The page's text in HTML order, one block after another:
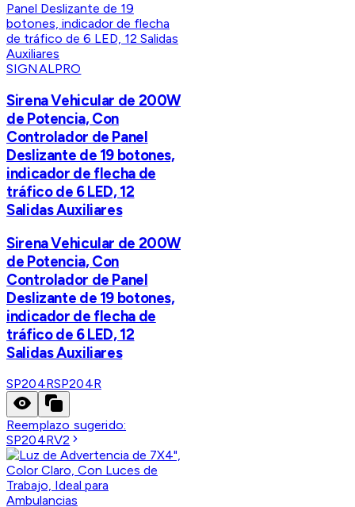
SIGNALPRO
Sirena Vehicular de 200W
de Potencia, Con
Controlador de Panel
Deslizante de 19 botones,
indicador de flecha de
tráfico de 6 LED, 12
Salidas Auxiliares
Sirena Vehicular de 200W
de Potencia, Con
Controlador de Panel
Deslizante de 19 botones,
indicador de flecha de
tráfico de 6 LED, 12
Salidas Auxiliares
SP204RSP204R
Reemplazo sugerido:
SP204RV2